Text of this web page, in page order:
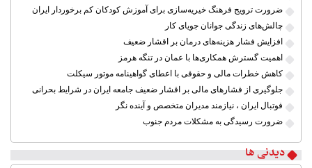
ضرورت ترویج فرهنگ خیریه‌سازی برای آموزش کودکان کم برخوردار ایران
چالش‌های زندگی جوانان جویای کار
افزایش فشار هزینه‌های درمان بر اقشار ضعیف
اهمیت گسترش همکاری‌ها با عمان در تنگه هرمز
کاهش خطرات مالی و حقوقی با اعطای گواهینامه موتور سیکلت
جلوگیری از فشارهای مالی بر اقشار ضعیف جامعه ایران در شرایط بحرانی
فوتبال ایران ، نیازمند مدیران متخصص و آینده نگر
ضرورت رسیدگی به مشکلات مردم جنوب
دیدنی ها